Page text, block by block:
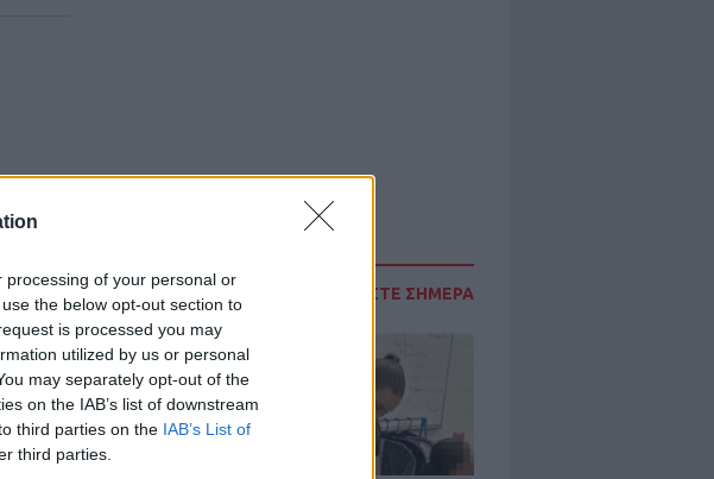
of your personal or
the below opt-out section to
is processed you may
utilized by us or personal
may separately opt-out of the
on the IAB’s list of downstream
third parties on the IAB’s List of
third parties.
ΔΙΑΒΑΣΤΕ ΣΗΜΕΡΑ